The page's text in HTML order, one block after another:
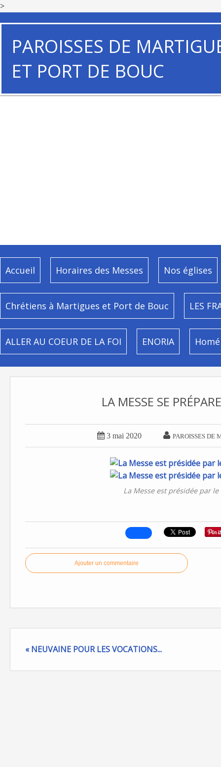
>
PAROISSES DE
ET PORT DE BOUC
Accueil Horaires des Messes Nos églises
Chrétiens à Martigues et Port de Bouc LES
ALLER AU COEUR DE LA FOI ENORIA
LA MESSE SE
 3 mai 2020  PAROISSES DE
La Messe est présidée par
Ajouter un commentaire
« NEUVAINE POUR LES VOCATIONS...